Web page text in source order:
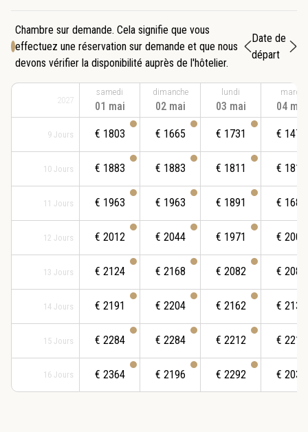
Chambre sur demande. Cela signifie que vous
effectuez une réservation sur demande et que nous
devons vérifier la disponibilité auprès de l'hôtelier.
Date de
départ
2027
9 Jours
10 Jours
11 Jours
12 Jours
13 Jours
14 Jours
15 Jours
16 Jours
samedi
01 mai
€ 1803
€ 1883
€ 1963
€ 2012
€ 2124
€ 2191
€ 2284
€ 2364
dimanche
02 mai
€ 1665
€ 1883
€ 1963
€ 2044
€ 2168
€ 2204
€ 2284
€ 2196
lundi
03 mai
€ 1731
€ 1811
€ 1891
€ 1971
€ 2082
€ 2162
€ 2212
€ 2292
mardi
04 mai
€ 1472
€ 1811
€ 1687
€ 2001
€ 2082
€ 2132
€ 2212
€ 2033